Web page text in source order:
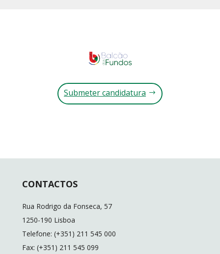
Submeter candidatura
CONTACTOS
Rua Rodrigo da Fonseca, 57
1250-190 Lisboa
Telefone: (+351) 211 545 000
Fax: (+351) 211 545 099